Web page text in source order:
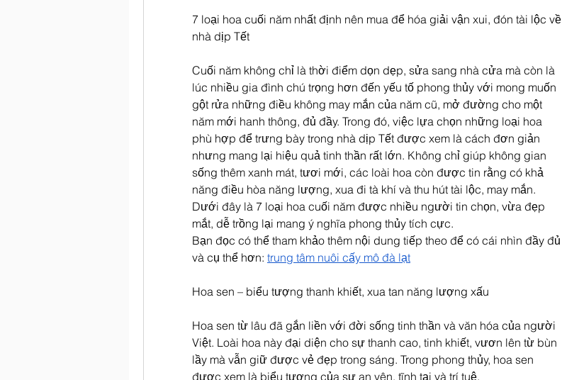
7 loại hoa cuối năm nhất định nên mua để hóa giải vận xui, đón tài lộc về
nhà dịp Tết
Cuối năm không chỉ là thời điểm dọn dẹp, sửa sang nhà cửa mà còn là
lúc nhiều gia đình chú trọng hơn đến yếu tố phong thủy với mong muốn
gột rửa những điều không may mắn của năm cũ, mở đường cho một
năm mới hanh thông, đủ đầy. Trong đó, việc lựa chọn những loại hoa
phù hợp để trưng bày trong nhà dịp Tết được xem là cách đơn giản
nhưng mang lại hiệu quả tinh thần rất lớn. Không chỉ giúp không gian
sống thêm xanh mát, tươi mới, các loài hoa còn được tin rằng có khả
năng điều hòa năng lượng, xua đi tà khí và thu hút tài lộc, may mắn.
Dưới đây là 7 loại hoa cuối năm được nhiều người tin chọn, vừa đẹp
mắt, dễ trồng lại mang ý nghĩa phong thủy tích cực.
Bạn đọc có thể tham khảo thêm nội dung tiếp theo để có cái nhìn đầy đủ
và cụ thể hơn: trung tâm nuôi cấy mô đà lạt​
Hoa sen – biểu tượng thanh khiết, xua tan năng lượng xấu
Hoa sen từ lâu đã gắn liền với đời sống tinh thần và văn hóa của người
Việt. Loài hoa này đại diện cho sự thanh cao, tinh khiết, vươn lên từ bùn
lầy mà vẫn giữ được vẻ đẹp trong sáng. Trong phong thủy, hoa sen
được xem là biểu tượng của sự an yên, tĩnh tại và trí tuệ.